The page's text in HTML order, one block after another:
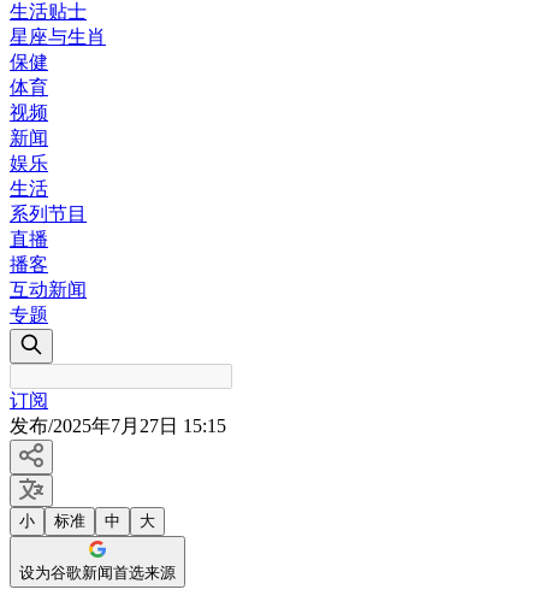
生活贴士
星座与生肖
保健
体育
视频
新闻
娱乐
生活
系列节目
直播
播客
互动新闻
专题
订阅
发布/2025年7月27日 15:15
小 标准 中 大
设为谷歌新闻首选来源